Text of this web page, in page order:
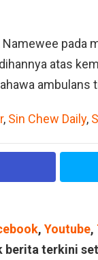
pada
atas
ambulans
, Sin Chew Daily,
, Youtube,
berita terkini